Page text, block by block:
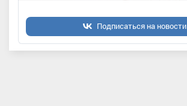
Подписаться на новости